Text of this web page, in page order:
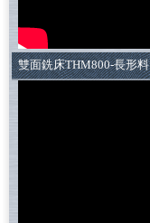
雙面銑床THM800-長形料